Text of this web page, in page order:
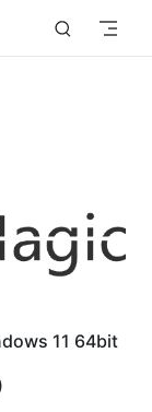
11 64bit